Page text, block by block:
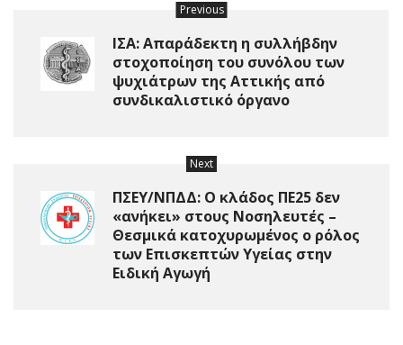
Previous
ΙΣΑ: Απαράδεκτη η συλλήβδην
στοχοποίηση του συνόλου των
ψυχιάτρων της Αττικής από
συνδικαλιστικό όργανο
Next
ΠΣΕΥ/ΝΠΔΔ: Ο κλάδος ΠΕ25 δεν
«ανήκει» στους Νοσηλευτές –
Θεσμικά κατοχυρωμένος ο ρόλος
των Επισκεπτών Υγείας στην
Ειδική Αγωγή